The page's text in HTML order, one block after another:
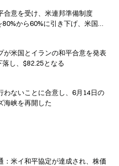
合意を受け、米連邦準備制度
80%から60%に引き下げ、米国債
米国とイランの和平合意を発表
落し、$82.25となる
わないことに合意し、6月14日の
海峡を再開した
：米イ和平協定が達成され、株価